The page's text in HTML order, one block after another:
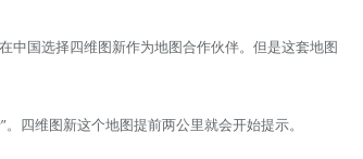
中国选择四维图新作为地图合作伙伴。但是这套地图
四维图新这个地图提前两公里就会开始提示。